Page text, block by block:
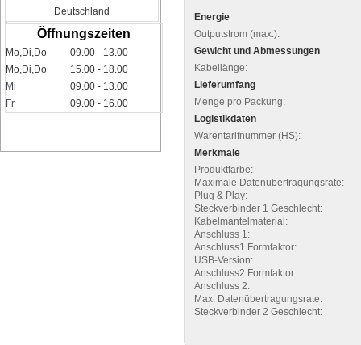
Deutschland
Öffnungszeiten
Mo,Di,Do
09.00 - 13.00
Mo,Di,Do
15.00 - 18.00
Mi
09.00 - 13.00
Fr
09.00 - 16.00
Energie
Outputstrom (max.):
Gewicht und Abmessungen
Kabellänge:
Lieferumfang
Menge pro Packung:
Logistikdaten
Warentarifnummer (HS):
Merkmale
Produktfarbe:
Maximale Datenübertragungsrate:
Plug & Play:
Steckverbinder 1 Geschlecht:
Kabelmantelmaterial:
Anschluss 1:
Anschluss1 Formfaktor:
USB-Version:
Anschluss2 Formfaktor:
Anschluss 2:
Max. Datenübertragungsrate:
Steckverbinder 2 Geschlecht: